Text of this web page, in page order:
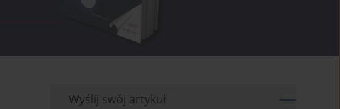
Wyślij swój artykuł